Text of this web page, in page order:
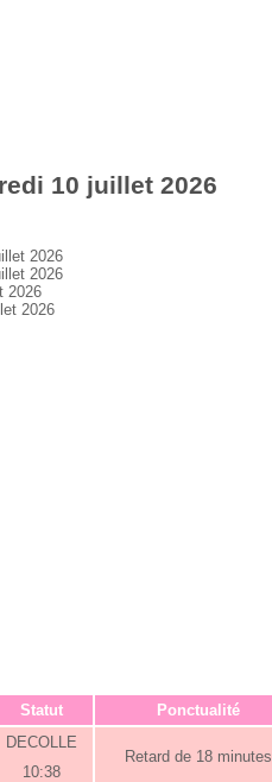
10 juillet 2026
2026
2026
2026
2026
Statut Ponctualité
DECOLLE
10:38
Retard de 18 minutes